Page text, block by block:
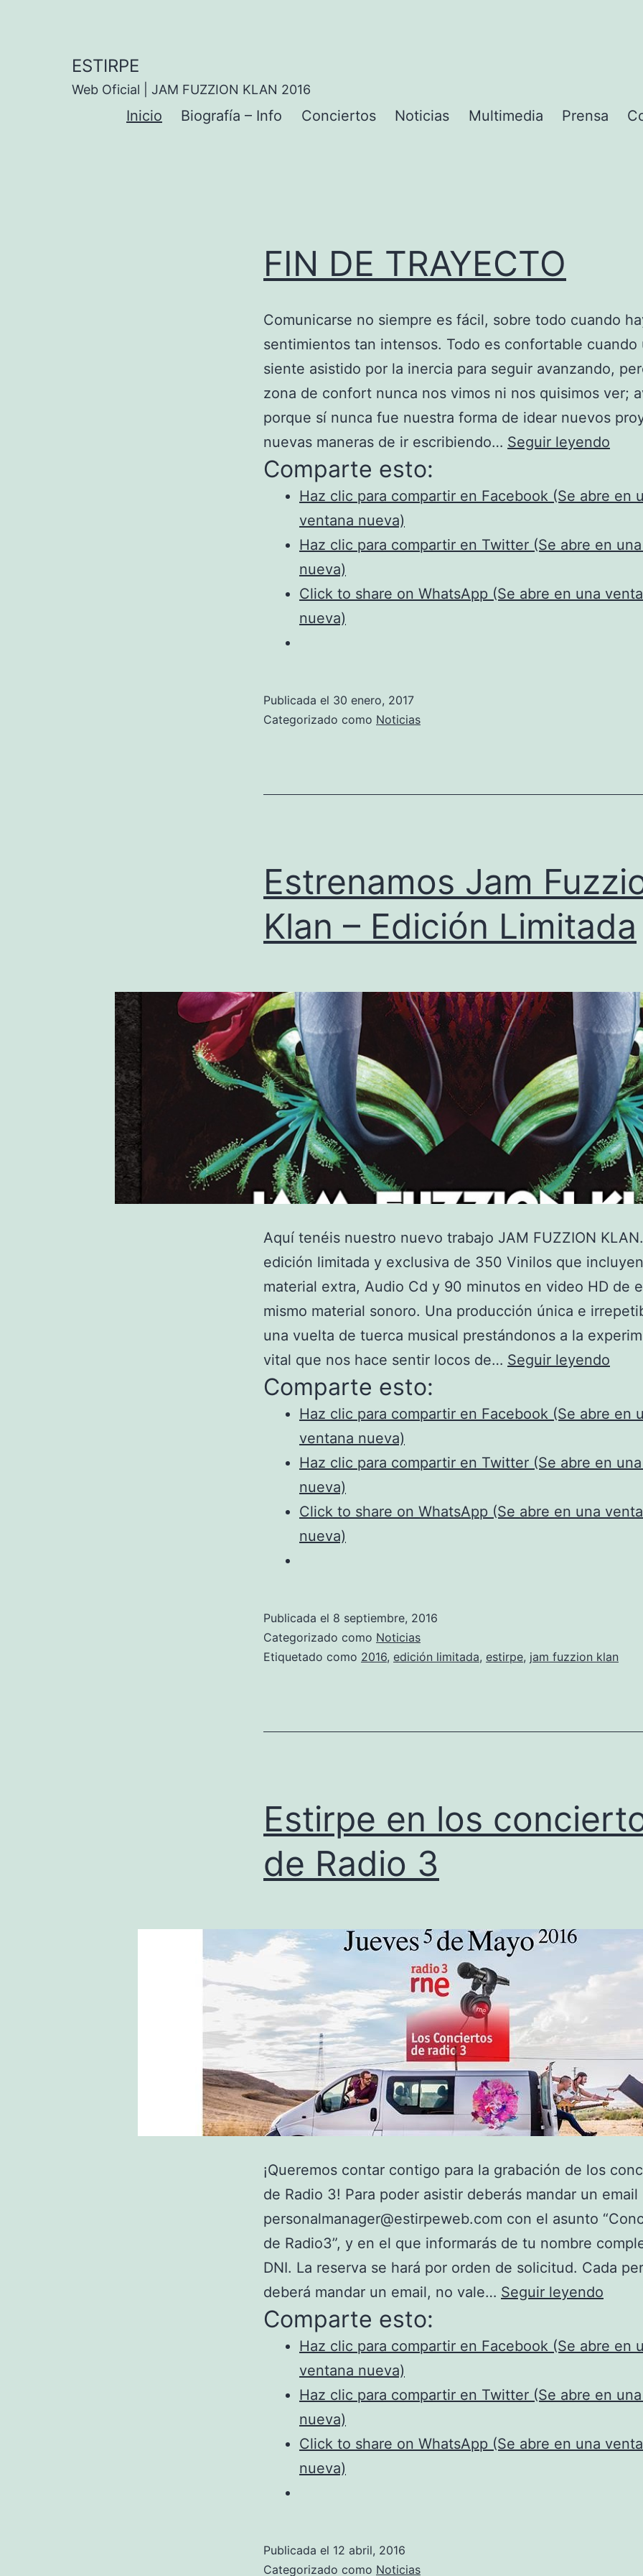
ESTIRPE
Web Oficial | JAM FUZZION KLAN 2016
Inicio Biografía – Info Conciertos Noticias Multimedia Prensa
FIN DE TRAYECTO
Comunicarse no siempre es fácil, sobre todo cuando
sentimientos tan intensos. Todo es confortable cuando
siente asistido por la inercia para seguir avanzando,
zona de confort nunca nos vimos ni nos quisimos ver;
porque sí nunca fue nuestra forma de idear nuevos
nuevas maneras de ir escribiendo… Seguir leyendo
Comparte esto:
Haz clic para compartir en Facebook (Se abre en
ventana nueva)
Haz clic para compartir en Twitter (Se abre en
nueva)
Click to share on WhatsApp (Se abre en una
nueva)
Publicada el 30 enero, 2017
Categorizado como Noticias
Estrenamos Jam
Klan – Edición Limitada
Aquí tenéis nuestro nuevo trabajo JAM FUZZION
edición limitada y exclusiva de 350 Vinilos que incluyen
material extra, Audio Cd y 90 minutos en video HD de
mismo material sonoro. Una producción única e
una vuelta de tuerca musical prestándonos a la
vital que nos hace sentir locos de… Seguir leyendo
–
Comparte esto:
Haz clic para compartir en Facebook (Se abre en
ventana nueva)
Haz clic para compartir en Twitter (Se abre en
nueva)
Click to share on WhatsApp (Se abre en una
nueva)
Publicada el 8 septiembre, 2016
Categorizado como Noticias
Etiquetado como 2016, edición limitada, estirpe, jam fuzzion klan
Estirpe en los
de Radio 3
¡Queremos contar contigo para la grabación de los
de Radio 3! Para poder asistir deberás mandar un email
personalmanager@estirpeweb.com con el asunto
de Radio3”, y en el que informarás de tu nombre
DNI. La reserva se hará por orden de solicitud. Cada
deberá mandar un email, no vale… Seguir leyendo
los
de
3
Comparte esto:
Haz clic para compartir en Facebook (Se abre en
ventana nueva)
Haz clic para compartir en Twitter (Se abre en
nueva)
Click to share on WhatsApp (Se abre en una
nueva)
Publicada el 12 abril, 2016
Categorizado como Noticias